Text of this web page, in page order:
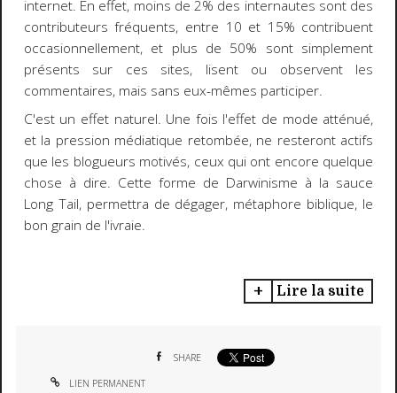
internet. En effet, moins de 2% des internautes sont des
contributeurs fréquents, entre 10 et 15% contribuent
occasionnellement, et plus de 50% sont simplement
présents sur ces sites, lisent ou observent les
commentaires, mais sans eux-mêmes participer.
C'est un effet naturel. Une fois l'effet de mode atténué,
et la pression médiatique retombée, ne resteront actifs
que les blogueurs motivés, ceux qui ont encore quelque
chose à dire. Cette forme de Darwinisme à la sauce
Long Tail, permettra de dégager, métaphore biblique, le
bon grain de l'ivraie.
Lire la suite
SHARE
LIEN PERMANENT